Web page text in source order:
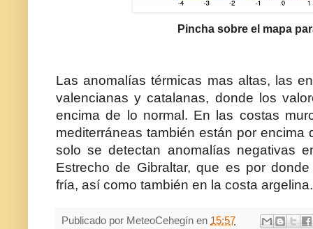
Pincha sobre el mapa
Las anomalías térmicas mas altas, las
valencianas y catalanas, donde los
encima de lo normal. En las costas
mediterráneas también están por encima
solo se detectan anomalías negativas
Estrecho de Gibraltar, que es por
fría, así como también en la costa argelina.
Publicado por MeteoCehegín en 15:57